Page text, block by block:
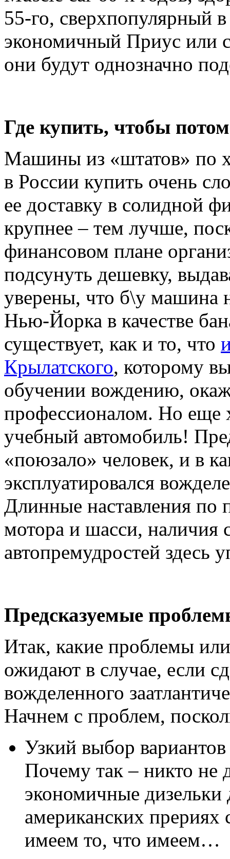
55-го, сверхпопулярный
экономичный Приус или
они будут однозначно
Где купить, чтобы
Машины из «штатов» по
в России купить очень
ее доставку в солидной
крупнее – тем лучше,
финансовом плане
подсунуть дешевку,
уверены, что б\у машина
Нью-Йорка в качестве
существует, как и то, что
Крылатского, которому
обучении вождению,
профессионалом. Но еще
учебный автомобиль!
«поюзало» человек, и в
эксплуатировался
Длинные наставления по
мотора и шасси, наличия
автопремудростей здесь
Предсказуемые
Итак, какие проблемы
ожидают в случае, если
вожделенного
Начнем с проблем,
Узкий выбор
Почему так – никто не
экономичные
американских
имеем то, что имеем…